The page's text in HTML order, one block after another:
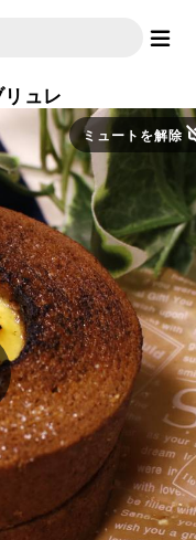
ュレ
ミュートを解除